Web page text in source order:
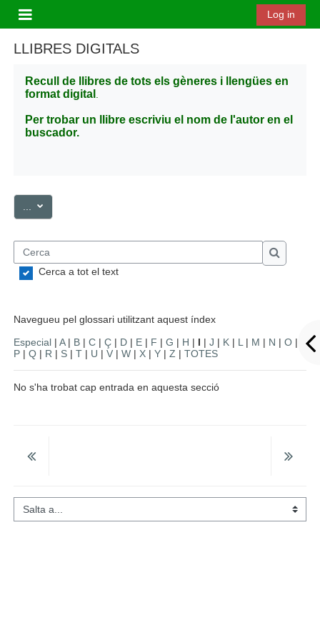
Panell lateral
Log in
LLIBRES DIGITALS
Recull de llibres de tots els gèneres i llengües en
format digital
Per trobar un llibre escriviu el nom de l'autor en el
buscador.
Exporta les entrades
Cerca
Cerca
Cerca a tot el text
Navegueu pel glossari utilitzant aquest índex
Especial |A| B |C |Ç | D | E | F |G | H | I |J | K | L | M | N |O |
P |Q | R | S |T | U |V |W | X |Y |Z |TOTES
No s'ha trobat cap entrada en aquesta secció
Salta a...